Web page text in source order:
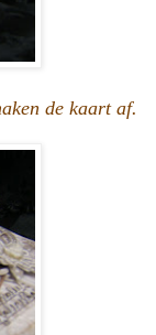
de kaart af.